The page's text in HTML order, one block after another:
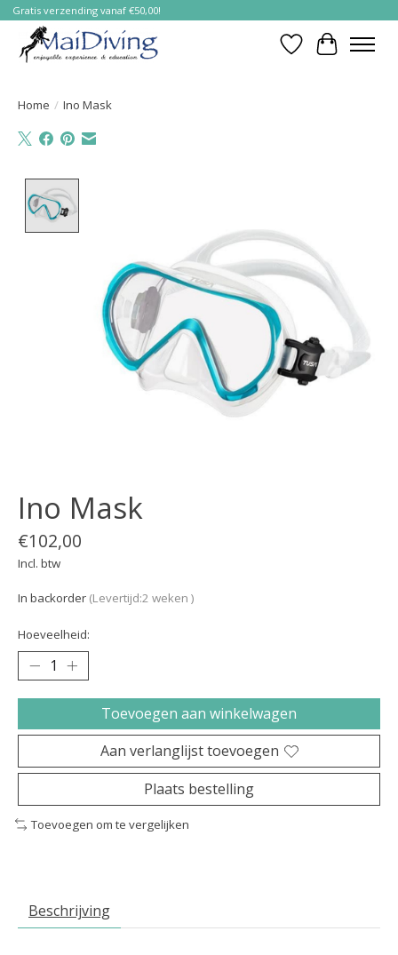
Gratis verzending vanaf €50,00!
Verlanglijst
Home / Ino Mask
Ino Mask
€102,00
Incl. btw
In backorder (Levertijd:2 weken )
Hoeveelheid:
Toevoegen aan winkelwagen
Aan verlanglijst toevoegen
Plaats bestelling
Toevoegen om te vergelijken
Beschrijving